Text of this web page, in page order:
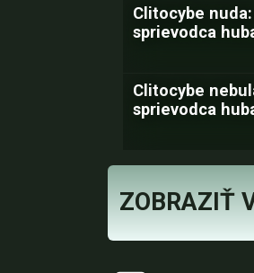
Clitocybe
sprievodca
Clitocybe
sprievodca
ZOBRAZIŤ